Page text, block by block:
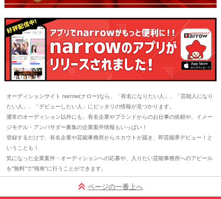
オーディションサイト narrow(ナロー)なら、「有名になりたい人」、「芸能人になり
たい人」、「デビューしたい人」にピッタリの情報が見つかります。
通常のオーディション以外にも、有名企業やブランドからのお仕事の依頼や、イメー
ジモデル・アンバサダー募集の企業案件情報もいっぱい！
登録するだけで、有名企業や芸能事務所からスカウトが届き、即芸能界デビュー！と
いうことも！
気になった企業案件・オーディションへの応募や、入りたい芸能事務所へのアピール
を"無料"で"簡単"に行うことができます。
ページの一番上へ